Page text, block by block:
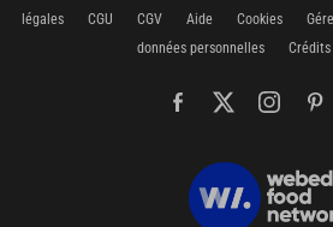
légales
CGU CGV Aide Cookies
données personnelles
Crédits